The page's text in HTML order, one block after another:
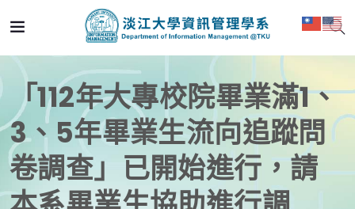
「112年大專校院畢業滿1、
3、5年畢業生流向追蹤問
卷調查」已開始進行，請